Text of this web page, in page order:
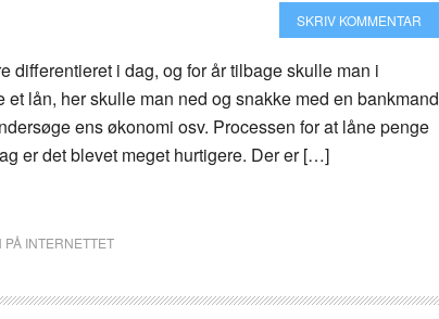
SKRIV KOMMENTAR
differentieret i dag, og for år tilbage skulle man i
et lån, her skulle man ned og snakke med en bankmand
ens økonomi osv. Processen for at låne penge
er det blevet meget hurtigere. Der er […]
PÅ INTERNETTET